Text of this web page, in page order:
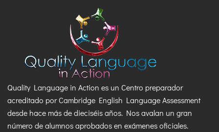
Quality Language in Action es un Centro preparador
acreditado por Cambridge English Language Assessment
desde hace más de dieciséis años. Nos avalan un gran
número de alumnos aprobados en exámenes oficiales.